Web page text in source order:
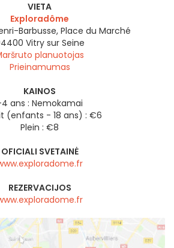
VIETA
Exploradôme
Barbusse, Place du Marché
Vitry sur Seine
planuotojas
Prieinamumas
KAINOS
ans : Nemokamai
(enfants - 18 ans) : €6
Plein : €8
OFICIALI SVETAINĖ
REZERVACIJOS